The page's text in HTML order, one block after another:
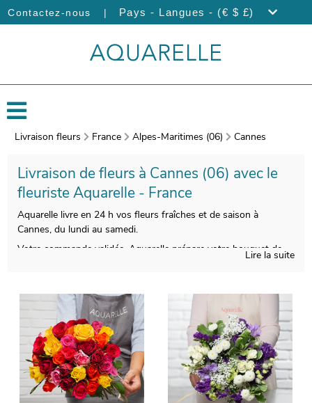
Contactez-nous | Pays - Langues - (€ $ £)
Livraison fleurs France Alpes-Maritimes (06) Cannes
Livraison de fleurs à Cannes (06) avec le
fleuriste Aquarelle - France
Aquarelle livre en 24 h vos fleurs fraîches et de saison à
Cannes, du lundi au samedi.
Votre commande validée, Aquarelle prépare votre bouquet de
spécialement conçu par Aquarelle, afin qu’il ne manque pas
d’eau. Et, pour vous assurer de la parfaite conformité de votre
bouquet à l’image présentée sur notre boutique en ligne, nous
vous transmettons sa photo, prise juste avant son départ vers
l’adresse cannoise indiquée pour la livraison.
Lire la suite